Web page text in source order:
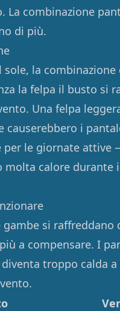
La combinazione
di più.
sole, la
la felpa il busto si
Una felpa
causerebbero i
per le giornate
molta calore
gambe si
a compensare. I
diventa troppo calda